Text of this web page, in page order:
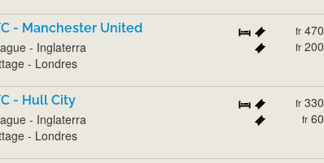
- Manchester United
- Inglaterra
- Londres
fr 470
fr 200
- Hull City
- Inglaterra
- Londres
fr 330
fr 60